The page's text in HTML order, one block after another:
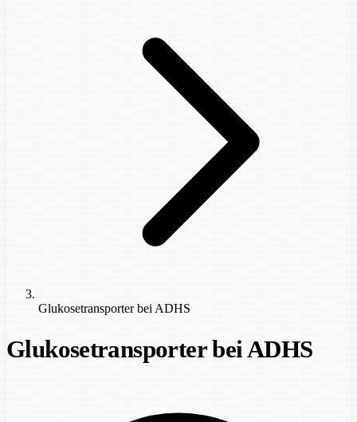
Glukosetransporter bei ADHS
Glukosetransporter bei ADHS